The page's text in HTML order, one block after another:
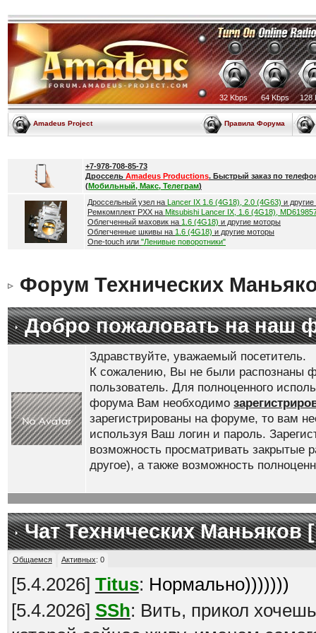
32 Kbps 64 Kbps 128
Amadeus Project Правила Форума
+7-978-708-85-73
Дроссель Amadeus Productions. Быстрый заказ по
(Мобильный, Макс, Телеграм)
Дроссельный узел на Lancer IX 1.6 (4G18), 2.0 (4G63) и
Ремкомплект РХХ на Mitsubishi Lancer IX, 1.6 (4G18),
Облегченный маховик на 1.6 (4G18) и другие моторы
Облегченные шкивы на 1.6 (4G18) и другие моторы
One-touch или "Ленивые поворотники"
Форум Технических
Добро пожаловать на наш
Здравствуйте, уважаемый посетитель.
К сожалению, Вы не были распознаны
пользователь. Для полноценного
форума Вам необходимо
зарегистрированы на форуме, то вам
используя Ваш логин и пароль.
возможность просматривать закрытые
другое), а также возможность
Чат Технических Маньяков [
Общаемся Активных: 0
[5.4.2026] Titus: Нормально)))))))
[5.4.2026] SSh: Вить, прикол